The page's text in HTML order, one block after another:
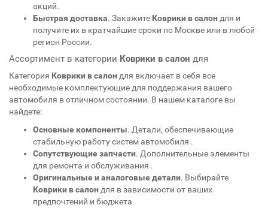
акций.
Быстрая доставка. Закажите Коврики в салон для и
получите их в кратчайшие сроки по Москве или в любой
регион России.
Ассортимент в категории Коврики в салон для
Категория Коврики в салон для включает в себя все
необходимые комплектующие для поддержания вашего
автомобиля в отличном состоянии. В нашем каталоге вы
найдете:
Основные компоненты. Детали, обеспечивающие
стабильную работу систем автомобиля .
Сопутствующие запчасти. Дополнительные элементы
для ремонта и обслуживания .
Оригинальные и аналоговые детали. Выбирайте
Коврики в салон для в зависимости от ваших
предпочтений и бюджета.